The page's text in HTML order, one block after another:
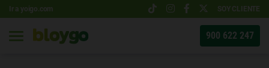
Ir a yoigo.com SOY CLIENTE
900 622 247